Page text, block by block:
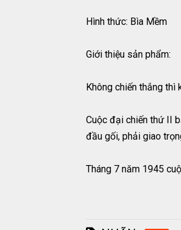
Hình thức: Bìa Mềm
Giới thiệu sản phẩm:
Không chiến thắng
Cuộc đại chiến thứ II
đầu gối, phải giao
Tháng 7 năm 1945